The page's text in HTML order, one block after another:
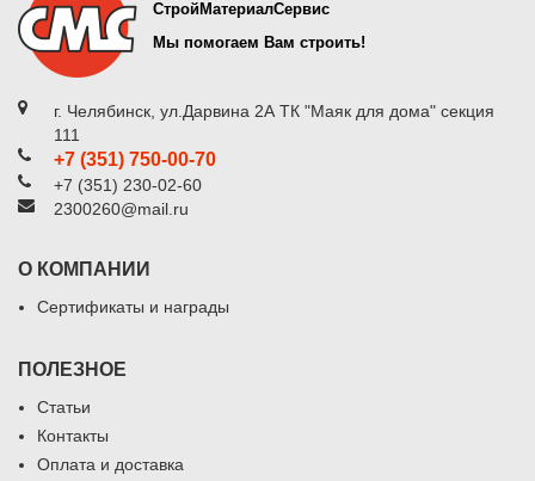
СтройМатериалСервис
Мы помогаем Вам строить!
г. Челябинск, ул.Дарвина 2А ТК "Маяк для дома" секция
111
+7 (351) 750-00-70
+7 (351) 230-02-60
2300260@mail.ru
О КОМПАНИИ
Сертификаты и награды
ПОЛЕЗНОЕ
Статьи
Контакты
Оплата и доставка